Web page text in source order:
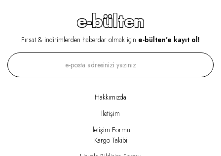
e-bülten
Fırsat & indirimlerden haberdar olmak için e-bülten’e kayıt ol!
Hakkımızda
İletişim
İletişim Formu
Kargo Takibi